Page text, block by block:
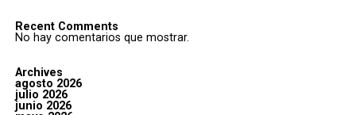
Recent Comments
No hay comentarios que mostrar.
Archives
agosto 2026
julio 2026
junio 2026